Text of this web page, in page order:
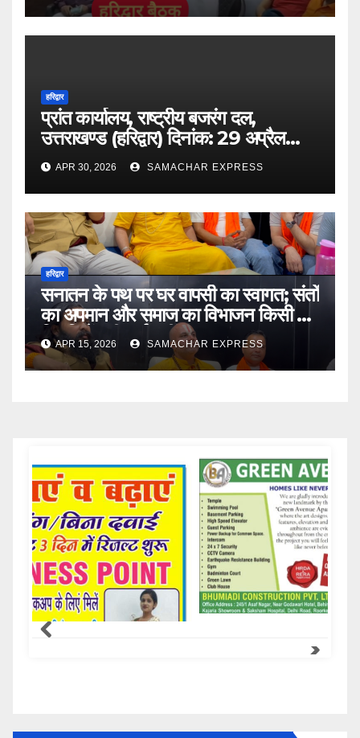
सफलतापूर्वक संपन्न हुआ।
हरिद्वार
प्रांत कार्यालय, राष्ट्रीय बजरंग दल,
उत्तराखण्ड (हरिद्वार) दिनांक: 29 अप्रैल
2026
APR 30, 2026 SAMACHAR EXPRESS
हरिद्वार
सनातन के पथ पर घर वापसी का स्वागत; संतों
का अपमान और समाज का विभाजन किसी भी
स्थिति में स्वीकार्य नहीं
APR 15, 2026 SAMACHAR EXPRESS
Samachar Express